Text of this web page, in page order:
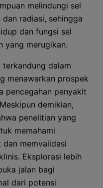
melindungi sel
radiasi, sehingga
dan fungsi sel
yang merugikan.
terkandung dalam
menawarkan prospek
pencegahan penyakit
demikian,
penelitian yang
memahami
memvalidasi
Eksplorasi lebih
jalan bagi
dari potensi